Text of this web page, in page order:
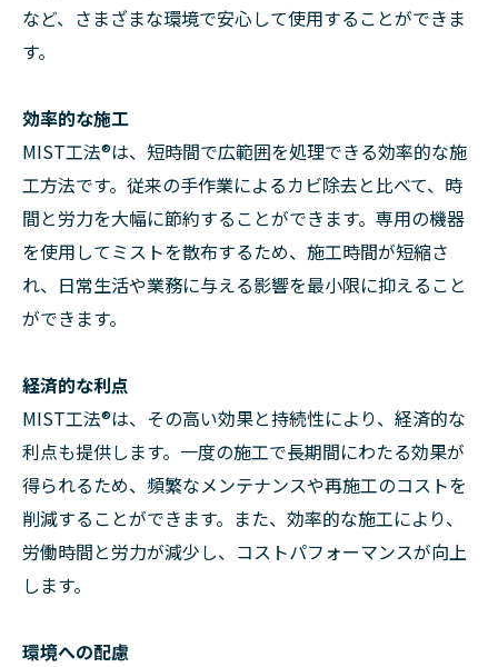
など、さまざまな環境で安心して使用することができま
す。
効率的な施工
MIST工法®は、短時間で広範囲を処理できる効率的な施
工方法です。従来の手作業によるカビ除去と比べて、時
間と労力を大幅に節約することができます。専用の機器
を使用してミストを散布するため、施工時間が短縮さ
れ、日常生活や業務に与える影響を最小限に抑えること
ができます。
経済的な利点
MIST工法®は、その高い効果と持続性により、経済的な
利点も提供します。一度の施工で長期間にわたる効果が
得られるため、頻繁なメンテナンスや再施工のコストを
削減することができます。また、効率的な施工により、
労働時間と労力が減少し、コストパフォーマンスが向上
します。
環境への配慮